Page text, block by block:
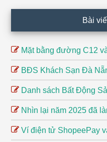
Bài
Mặt bằng đường C12
BĐS Khách Sạn Đà
Danh sách Bất Động
Nhìn lại năm 2025 đã
Ví điện tử ShopeePay